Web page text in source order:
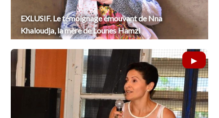
EXLUSIF. Le témoignage émouvant de Nna
Khaloudja, la mère de Lounes Hamzi